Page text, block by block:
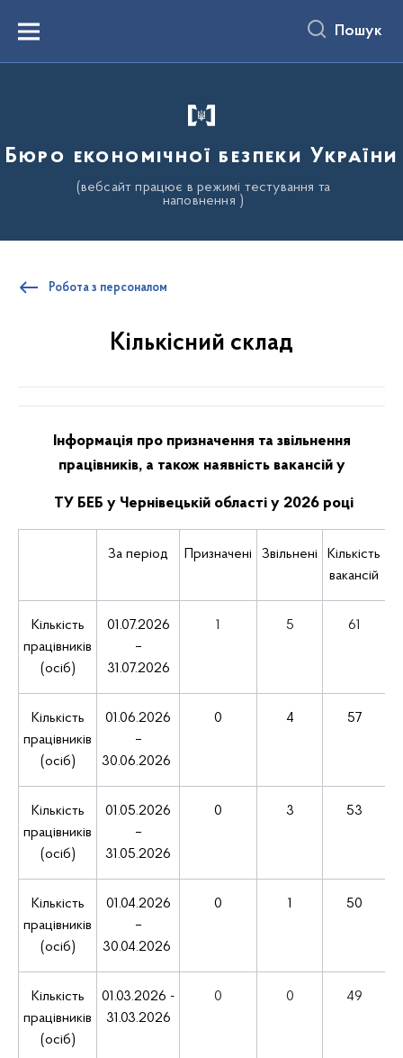
вмістуMenu Пошук
Бюро економічної безпеки України
(вебсайт працює в режимі тестування та
наповнення )
Робота з персоналом
Кількісний склад
Інформація про призначення та звільнення
працівників, а також наявність вакансій у
ТУ БЕБ у Чернівецькій області у 2026 році
За період Призначені Звільнені
Кількість
вакансій
Кількість
працівників
(осіб)
01.07.2026
–
31.07.2026
1 5 61
Кількість
працівників
(осіб)
01.06.2026
–
30.06.2026
0 4 57
Кількість
працівників
(осіб)
01.05.2026
–
31.05.2026
0 3 53
Кількість
працівників
(осіб)
01.04.2026
–
30.04.2026
0 1 50
Кількість
працівників
(осіб)
01.03.2026 -
31.03.2026
0 0 49